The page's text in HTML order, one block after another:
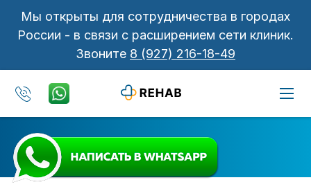
Мы открыты для сотрудничества в городах
России - в связи с расширением сети клиник.
Звоните 8 (927) 216-18-49